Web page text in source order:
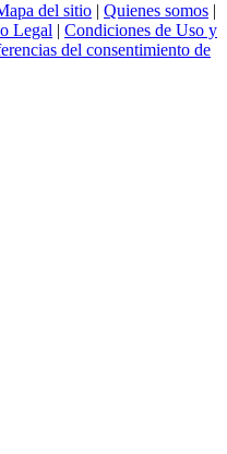
del sitio | Quienes somos |
Legal | Condiciones de Uso y
del consentimiento de